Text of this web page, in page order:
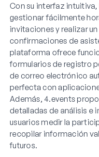
Con su interfaz intuitiva,
gestionar fácilmente
invitaciones y realizar
confirmaciones de
plataforma ofrece
formularios de registro
de correo electrónico
perfecta con
Además, 4.events
detalladas de análisis e
usuarios medir la
recopilar información
futuros.